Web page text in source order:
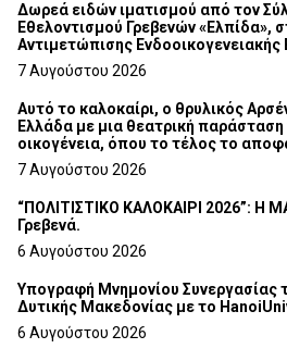
Δωρεά ειδών ιματισμού από τον
Εθελοντισμού Γρεβενών «Ελπίδα»,
Αντιμετώπισης Ενδοοικογενειακής
Τμήματος Γρεβενών
7 Αυγούστου 2026
Αυτό το καλοκαίρι, ο θρυλικός
Ελλάδα με μια θεατρική παράσταση
οικογένεια, όπου το τέλος το
7 Αυγούστου 2026
“ΠΟΛΙΤΙΣΤΙΚΟ ΚΑΛΟΚΑΙΡΙ 2026”: Η
Γρεβενά.
6 Αυγούστου 2026
Υπογραφή Μνημονίου Συνεργασίας
Δυτικής Μακεδονίας με το
6 Αυγούστου 2026